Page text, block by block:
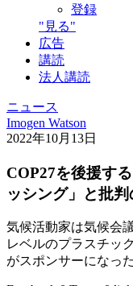
登録
"見る"
広告
講読
法人講読
ニュース
Imogen Watson
2022年10月13日
COP27を後援す
ッシング」と批判
気候活動家は気候会
レベルのプラスチッ
がスポンサーになっ